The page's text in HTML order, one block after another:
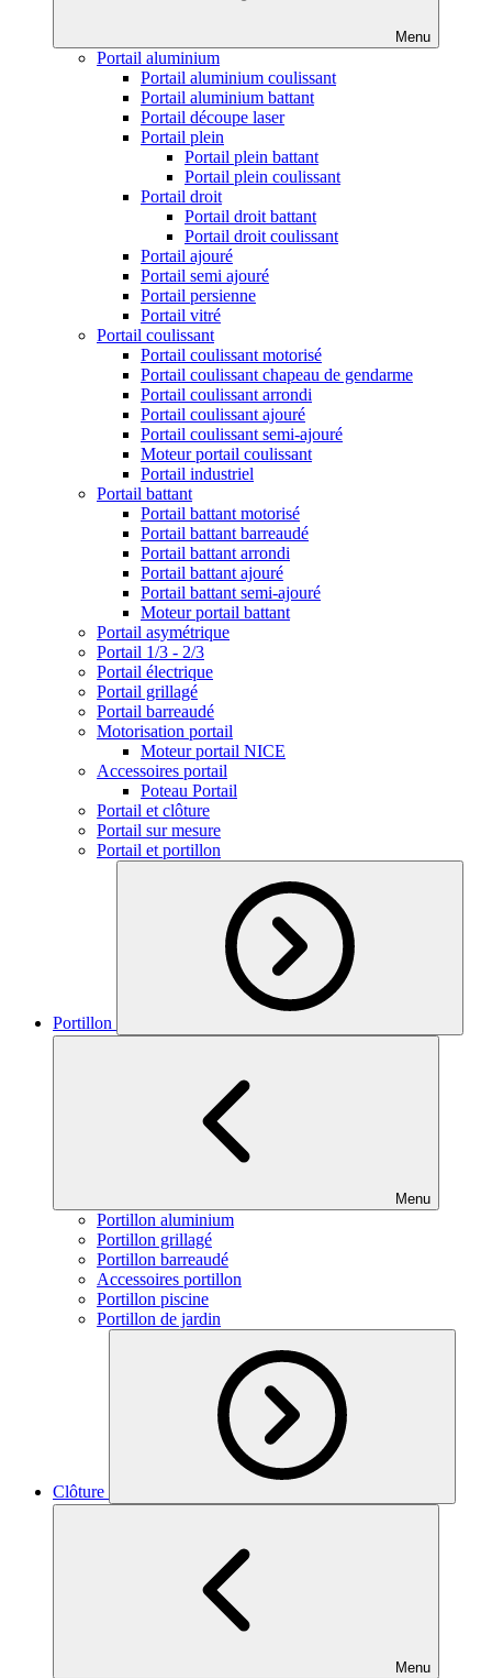
Menu
Portail aluminium
Portail aluminium coulissant
Portail aluminium battant
Portail découpe laser
Portail plein
Portail plein battant
Portail plein coulissant
Portail droit
Portail droit battant
Portail droit coulissant
Portail ajouré
Portail semi ajouré
Portail persienne
Portail vitré
Portail coulissant
Portail coulissant motorisé
Portail coulissant chapeau de gendarme
Portail coulissant arrondi
Portail coulissant ajouré
Portail coulissant semi-ajouré
Moteur portail coulissant
Portail industriel
Portail battant
Portail battant motorisé
Portail battant barreaudé
Portail battant arrondi
Portail battant ajouré
Portail battant semi-ajouré
Moteur portail battant
Portail asymétrique
Portail 1/3 - 2/3
Portail électrique
Portail grillagé
Portail barreaudé
Motorisation portail
Moteur portail NICE
Accessoires portail
Poteau Portail
Portail et clôture
Portail sur mesure
Portail et portillon
Portillon
Menu
Portillon aluminium
Portillon grillagé
Portillon barreaudé
Accessoires portillon
Portillon piscine
Portillon de jardin
Clôture
Menu